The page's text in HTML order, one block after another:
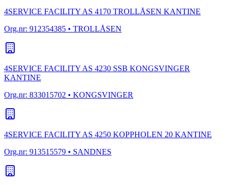
4SERVICE FACILITY AS 4170 TROLLÅSEN KANTINE
Org.nr: 912354385 • TROLLÅSEN
4SERVICE FACILITY AS 4230 SSB KONGSVINGER
KANTINE
Org.nr: 833015702 • KONGSVINGER
4SERVICE FACILITY AS 4250 KOPPHOLEN 20 KANTINE
Org.nr: 913515579 • SANDNES